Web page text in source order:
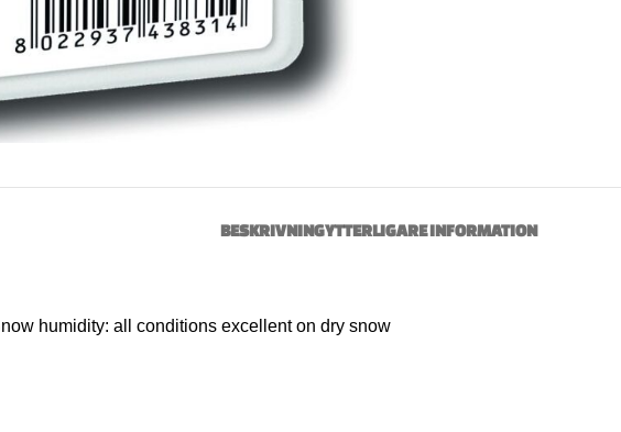
BESKRIVNINGYTTERLIGARE INFORMATION
humidity: all conditions excellent on dry snow